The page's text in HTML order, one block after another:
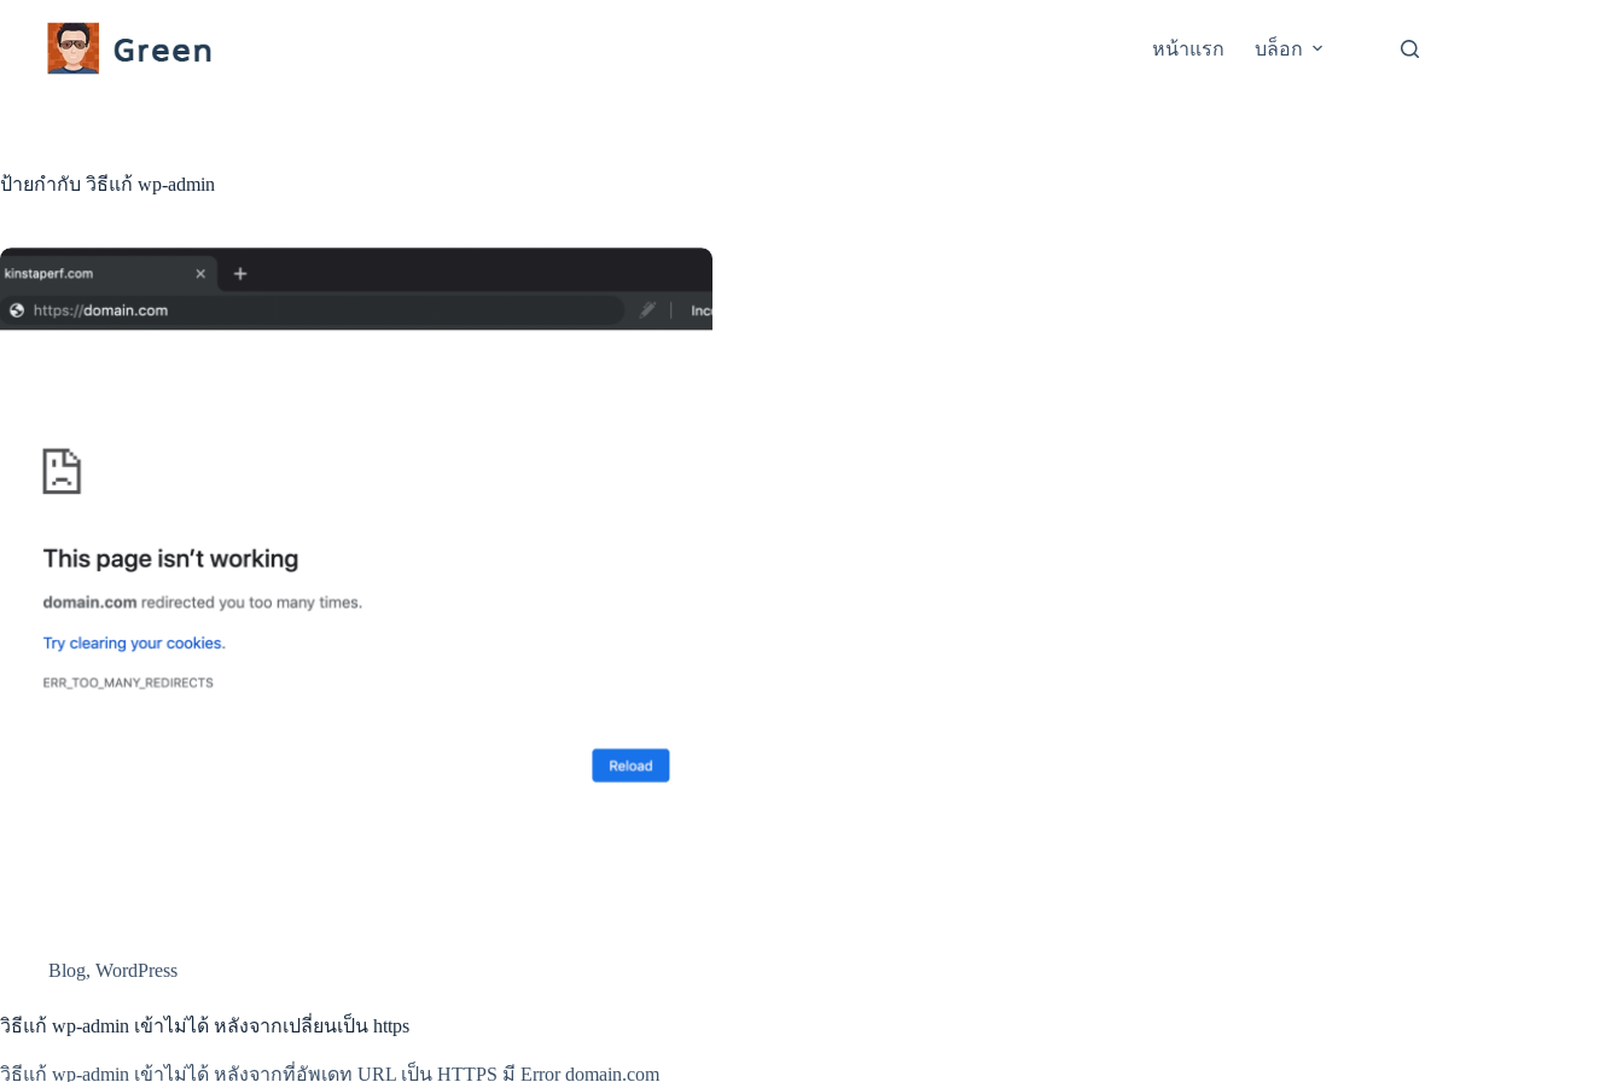
content
หน้าแรก บล็อก
ป้ายกำกับ วิธีแก้ wp-admin
Blog, WordPress
วิธีแก้ wp-admin เข้าไม่ได้ หลังจากเปลี่ยนเป็น https
วิธีแก้ wp-admin เข้าไม่ได้ หลังจากที่อัพเดท URL เป็น HTTPS มี Error domain.com